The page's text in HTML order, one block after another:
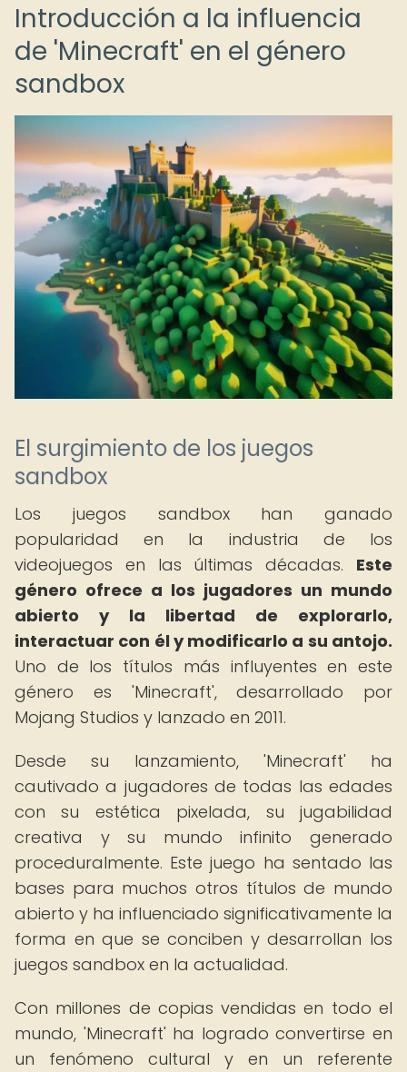
Introducción a la influencia
de 'Minecraft' en el género
sandbox
El surgimiento de los juegos
sandbox
Los juegos sandbox han ganado
popularidad en la industria de los
videojuegos en las últimas décadas. Este
género ofrece a los jugadores un mundo
abierto y la libertad de explorarlo,
interactuar con él y modificarlo a su antojo.
Uno de los títulos más influyentes en este
género es 'Minecraft', desarrollado por
Mojang Studios y lanzado en 2011.
Desde su lanzamiento, 'Minecraft' ha
cautivado a jugadores de todas las edades
con su estética pixelada, su jugabilidad
creativa y su mundo infinito generado
proceduralmente. Este juego ha sentado las
bases para muchos otros títulos de mundo
abierto y ha influenciado significativamente la
forma en que se conciben y desarrollan los
juegos sandbox en la actualidad.
Con millones de copias vendidas en todo el
mundo, 'Minecraft' ha logrado convertirse en
un fenómeno cultural y en un referente